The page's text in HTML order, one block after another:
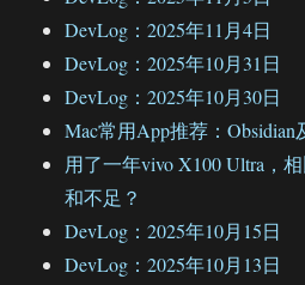
DevLog：2025年11月4日
DevLog：2025年10月31日
DevLog：2025年10月30日
Mac常用App推荐：Obsidian
用了一年vivo X100 Ultra，
和不足？
DevLog：2025年10月15日
DevLog：2025年10月13日